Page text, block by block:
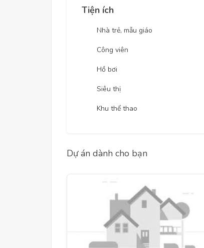
Tiện ích
Nhà trẻ, mẫu giáo
Công viên
Hồ bơi
Siêu thị
Khu thể thao
Dự án dành cho bạn